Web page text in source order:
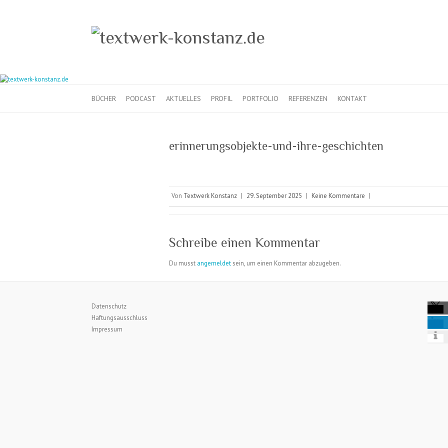
BÜCHER PODCAST AKTUELLES PROFIL PORTFOLIO REFERENZEN KONTAKT
erinnerungsobjekte-und-ihre-geschichten
Von Textwerk Konstanz | 29. September 2025 | Keine Kommentare |
Schreibe einen Kommentar
Du musst angemeldet sein, um einen Kommentar abzugeben.
Datenschutz
Haftungsausschluss
Impressum